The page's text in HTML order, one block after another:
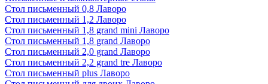
Стол письменный 0,8 Лаворо
Стол письменный 1,2 Лаворо
Стол письменный 1,8 grand mini Лаворо
Стол письменный 1,8 grand Лаворо
Стол письменный 2,0 grand Лаворо
Стол письменный 2,2 grand tre Лаворо
Стол письменный plus Лаворо